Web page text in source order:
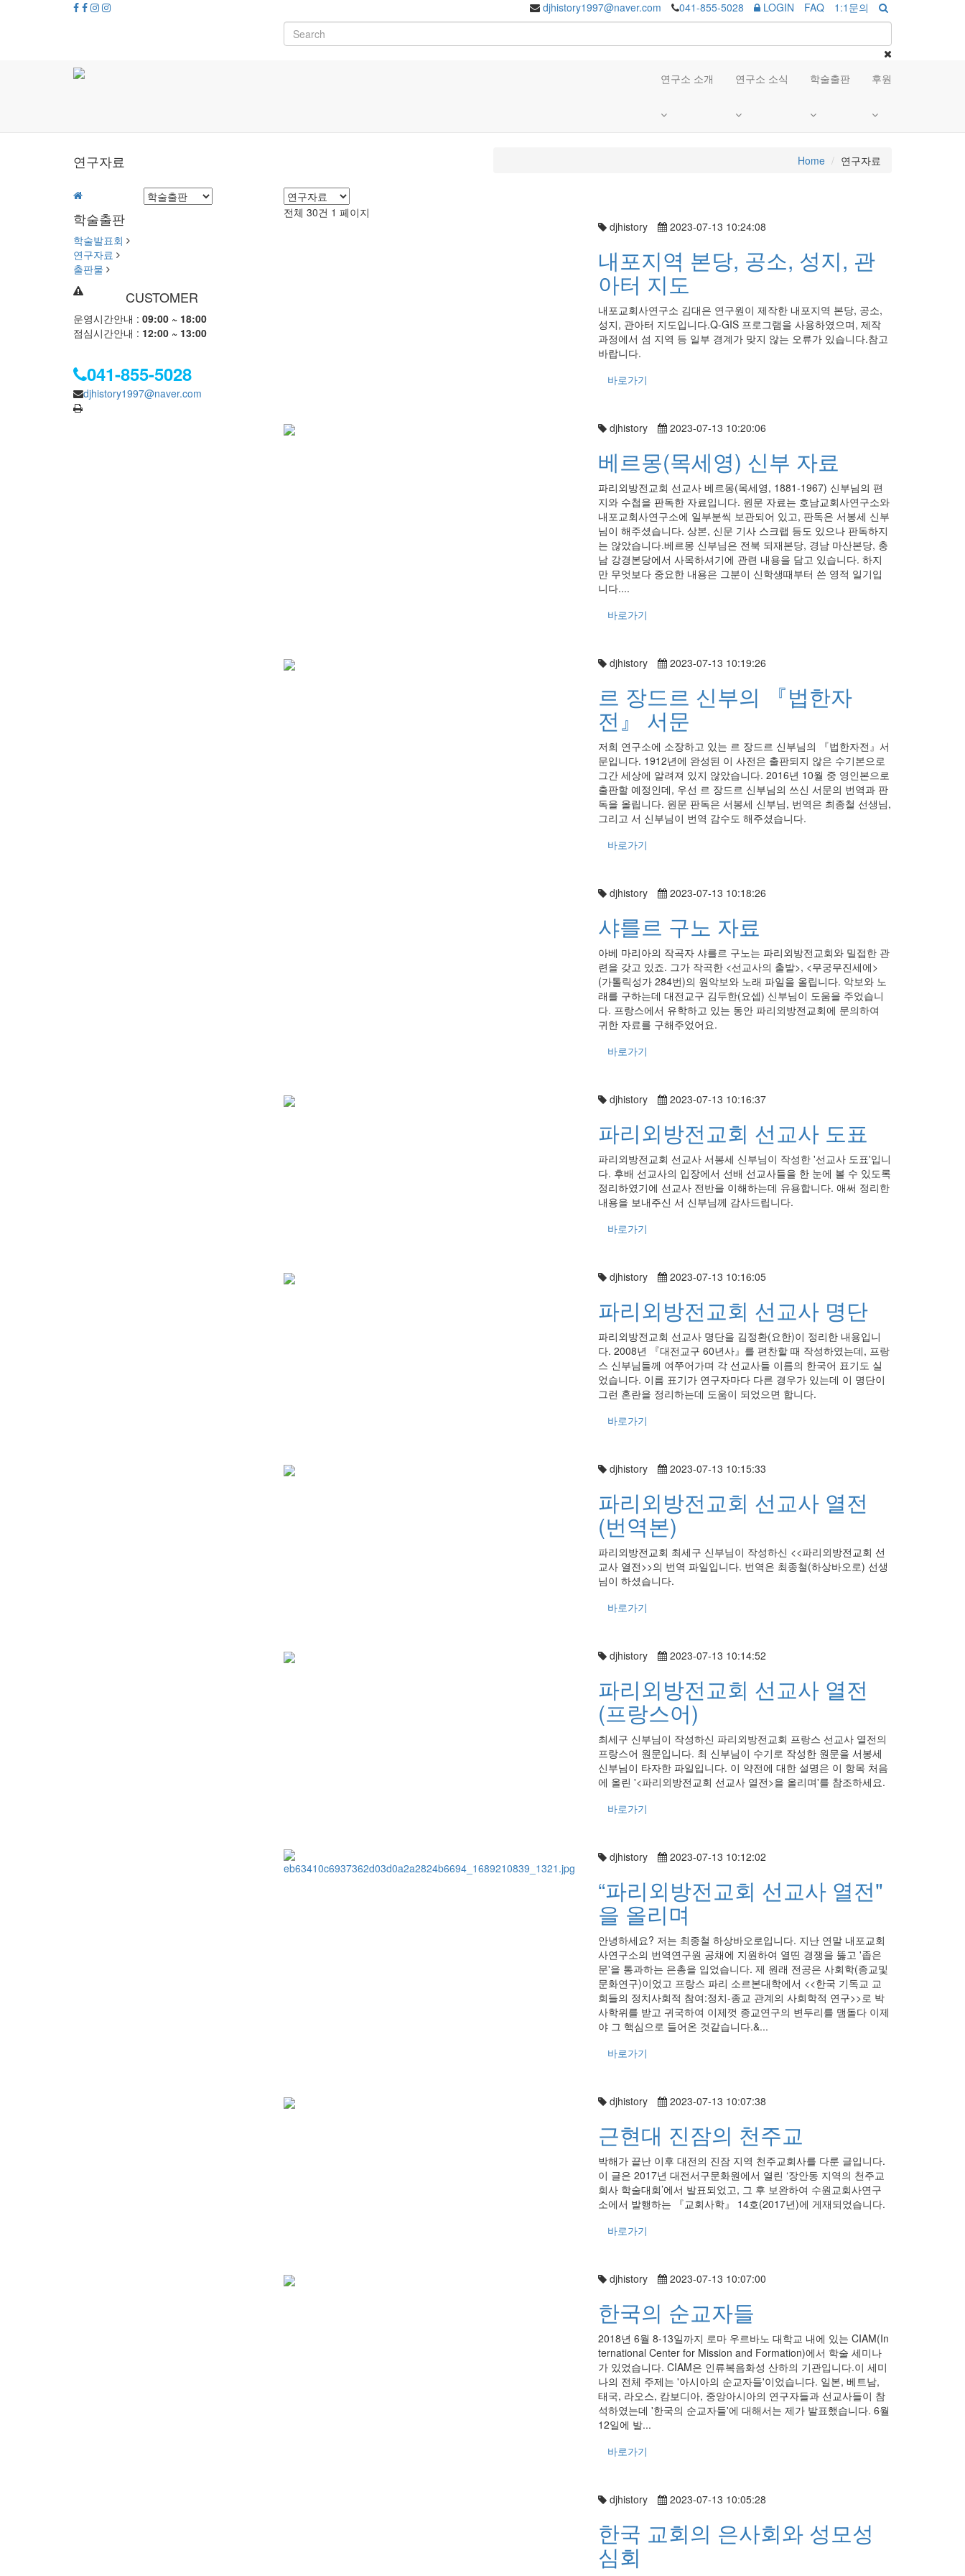
djhistory1997@naver.com 041-855-5028 LOGIN FAQ 1:1문의
연구소 소개 연구소 소식 학술출판 후원
연구자료 Home 연구자료
학술출판
학술발표회
연구자료
출판물
CUSTOMER
운영시간안내 : 09:00 ~ 18:00
점심시간안내 : 12:00 ~ 13:00
041-855-5028
djhistory1997@naver.com
전체 30건 1 페이지
djhistory
2023-07-13 10:24:08
내포지역 본당, 공소, 성지, 관
아터 지도
내포교회사연구소 김대은 연구원이 제작한 내포지역 본당, 공소,
성지, 관아터 지도입니다.Q-GIS 프로그램을 사용하였으며, 제작
과정에서 섬 지역 등 일부 경계가 맞지 않는 오류가 있습니다.참고
바랍니다.
바로가기
djhistory 2023-07-13 10:20:06
베르몽(목세영) 신부 자료
파리외방전교회 선교사 베르몽(목세영, 1881-1967) 신부님의 편
지와 수첩을 판독한 자료입니다. 원문 자료는 호남교회사연구소와
내포교회사연구소에 일부분씩 보관되어 있고, 판독은 서봉세 신부
님이 해주셨습니다. 상본, 신문 기사 스크랩 등도 있으나 판독하지
는 않았습니다.베르몽 신부님은 전북 되재본당, 경남 마산본당, 충
남 강경본당에서 사목하셔기에 관련 내용을 담고 있습니다. 하지
만 무엇보다 중요한 내용은 그분이 신학생때부터 쓴 영적 일기입
니다....
바로가기
djhistory 2023-07-13 10:19:26
르 장드르 신부의 『법한자
전』 서문
저희 연구소에 소장하고 있는 르 장드르 신부님의 『법한자전』서
문입니다. 1912년에 완성된 이 사전은 출판되지 않은 수기본으로
그간 세상에 알려져 있지 않았습니다. 2016년 10월 중 영인본으로
출판할 예정인데, 우선 르 장드르 신부님의 쓰신 서문의 번역과 판
독을 올립니다. 원문 판독은 서봉세 신부님, 번역은 최종철 선생님,
그리고 서 신부님이 번역 감수도 해주셨습니다.
바로가기
djhistory 2023-07-13 10:18:26
샤를르 구노 자료
아베 마리아의 작곡자 샤를르 구노는 파리외방전교회와 밀접한 관
련을 갖고 있죠. 그가 작곡한 <선교사의 출발>, <무궁무진세에>
(가톨릭성가 284번)의 원악보와 노래 파일을 올립니다. 악보와 노
래를 구하는데 대전교구 김두한(요셉) 신부님이 도움을 주었습니
다. 프랑스에서 유학하고 있는 동안 파리외방전교회에 문의하여
귀한 자료를 구해주었어요.
바로가기
djhistory 2023-07-13 10:16:37
파리외방전교회 선교사 도표
파리외방전교회 선교사 서봉세 신부님이 작성한 '선교사 도표'입니
다. 후배 선교사의 입장에서 선배 선교사들을 한 눈에 볼 수 있도록
정리하였기에 선교사 전반을 이해하는데 유용합니다. 애써 정리한
내용을 보내주신 서 신부님께 감사드립니다.
바로가기
djhistory 2023-07-13 10:16:05
파리외방전교회 선교사 명단
파리외방전교회 선교사 명단을 김정환(요한)이 정리한 내용입니
다. 2008년 『대전교구 60년사』를 편찬할 때 작성하였는데, 프랑
스 신부님들께 여쭈어가며 각 선교사들 이름의 한국어 표기도 실
었습니다. 이름 표기가 연구자마다 다른 경우가 있는데 이 명단이
그런 혼란을 정리하는데 도움이 되었으면 합니다.
바로가기
djhistory 2023-07-13 10:15:33
파리외방전교회 선교사 열전
(번역본)
파리외방전교회 최세구 신부님이 작성하신 <<파리외방전교회 선
교사 열전>>의 번역 파일입니다. 번역은 최종철(하상바오로) 선생
님이 하셨습니다.
바로가기
djhistory 2023-07-13 10:14:52
파리외방전교회 선교사 열전
(프랑스어)
최세구 신부님이 작성하신 파리외방전교회 프랑스 선교사 열전의
프랑스어 원문입니다. 최 신부님이 수기로 작성한 원문을 서봉세
신부님이 타자한 파일입니다. 이 약전에 대한 설명은 이 항목 처음
에 올린 '<파리외방전교회 선교사 열전>을 올리며'를 참조하세요.
바로가기
djhistory 2023-07-13 10:12:02
“파리외방전교회 선교사 열전"
을 올리며
안녕하세요? 저는 최종철 하상바오로입니다. 지난 연말 내포교회
사연구소의 번역연구원 공채에 지원하여 열띤 경쟁을 뚫고 '좁은
문'을 통과하는 은총을 입었습니다. 제 원래 전공은 사회학(종교및
문화연구)이었고 프랑스 파리 소르본대학에서 <<한국 기독교 교
회들의 정치사회적 참여:정치-종교 관계의 사회학적 연구>>로 박
사학위를 받고 귀국하여 이제껏 종교연구의 변두리를 맴돌다 이제
야 그 핵심으로 들어온 것같습니다.&...
바로가기
djhistory 2023-07-13 10:07:38
근현대 진잠의 천주교
박해가 끝난 이후 대전의 진잠 지역 천주교회사를 다룬 글입니다.
이 글은 2017년 대전서구문화원에서 열린 ‘장안동 지역의 천주교
회사 학술대회’에서 발표되었고, 그 후 보완하여 수원교회사연구
소에서 발행하는 『교회사학』 14호(2017년)에 게재되었습니다.
바로가기
djhistory 2023-07-13 10:07:00
한국의 순교자들
2018년 6월 8-13일까지 로마 우르바노 대학교 내에 있는 CIAM(In
ternational Center for Mission and Formation)에서 학술 세미나
가 있었습니다. CIAM은 인류복음화성 산하의 기관입니다.이 세미
나의 전체 주제는 '아시아의 순교자들'이었습니다. 일본, 베트남,
태국, 라오스, 캄보디아, 중앙아시아의 연구자들과 선교사들이 참
석하였는데 '한국의 순교자들'에 대해서는 제가 발표했습니다. 6월
12일에 발...
바로가기
djhistory 2023-07-13 10:05:28
한국 교회의 은사회와 성모성
심회